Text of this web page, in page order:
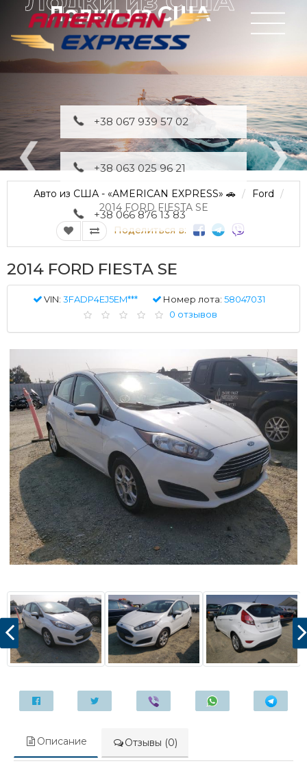
Лодки из США
+38 067 939 57 02
+38 063 025 96 21
+38 066 876 13 83
Авто из США - «AMERICAN EXPRESS» 🚗
Ford
2014 FORD FIESTA SE
Поделиться в:
2014 FORD FIESTA SE
VIN: 3FADP4EJ5EM*** Номер лота: 58047031
0 отзывов
Описание Отзывы (0)